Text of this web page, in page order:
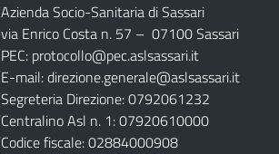
Azienda Socio-Sanitaria di Sassari
via Enrico Costa n. 57 – 07100 Sassari
PEC: protocollo@pec.aslsassari.it
E-mail:direzione.generale@aslsassari.it
Segreteria Direzione: 0792061232
Centralino Asl n. 1: 07920610000
Codice fiscale: 02884000908